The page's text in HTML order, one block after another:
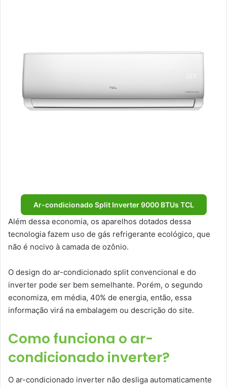
Ar-condicionado Split Inverter 9000 BTUs TCL
Além dessa economia, os aparelhos dotados dessa
tecnologia fazem uso de gás refrigerante ecológico, que
não é nocivo à camada de ozônio.
O design do ar-condicionado split convencional e do
inverter pode ser bem semelhante. Porém, o segundo
economiza, em média, 40% de energia, então, essa
informação virá na embalagem ou descrição do site.
Como funciona o ar-
condicionado inverter?
O ar-condicionado inverter não desliga automaticamente